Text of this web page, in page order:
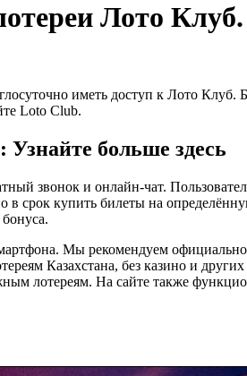
Лото
иметь доступ к Лото Клуб.
Loto Club.
больше здесь
звонок и онлайн-чат.
срок купить билеты на
Мы рекомендуем
Казахстана, без казино и
лотереям. На сайте также